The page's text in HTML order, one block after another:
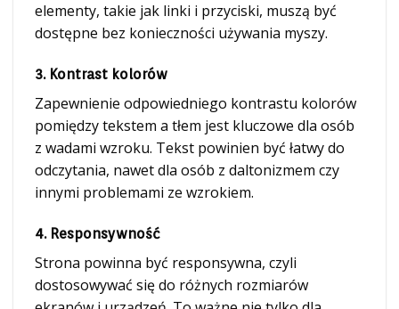
elementy, takie jak linki i przyciski, muszą być
dostępne bez konieczności używania myszy.
3. Kontrast kolorów
Zapewnienie odpowiedniego kontrastu kolorów
pomiędzy tekstem a tłem jest kluczowe dla osób
z wadami wzroku. Tekst powinien być łatwy do
odczytania, nawet dla osób z daltonizmem czy
innymi problemami ze wzrokiem.
4. Responsywność
Strona powinna być responsywna, czyli
dostosowywać się do różnych rozmiarów